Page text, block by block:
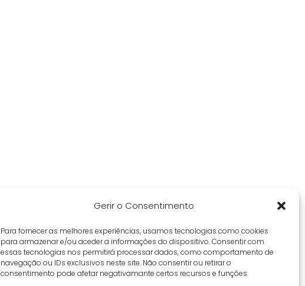
Gerir o Consentimento
Para fornecer as melhores experiências, usamos tecnologias como cookies
para armazenar e/ou aceder a informações do dispositivo. Consentir com
essas tecnologias nos permitirá processar dados, como comportamento de
navegação ou IDs exclusivos neste site. Não consentir ou retirar o
consentimento pode afetar negativamante certos recursos e funções.